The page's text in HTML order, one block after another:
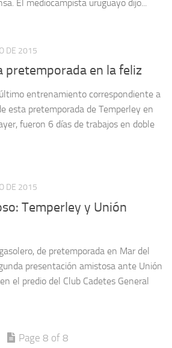
El mediocampista uruguayo dijo...
DE 2015
pretemporada en la feliz
entrenamiento correspondiente a
esta pretemporada de Temperley en
fueron 6 días de trabajos en doble
DE 2015
Temperley y Unión
de pretemporada en Mar del
presentación amistosa ante Unión
el predio del Club Cadetes General
Page 8 of 8